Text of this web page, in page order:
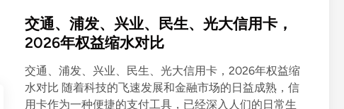
s
t
d
i
n
交通、浦发、兴业、民生、光大信用卡，
2026年权益缩水对比
交通、浦发、兴业、民生、光大信用卡，2026年权益缩
水对比 随着科技的飞速发展和金融市场的日益成熟，信
用卡作为一种便捷的支付工具，已经深入人们的日常生